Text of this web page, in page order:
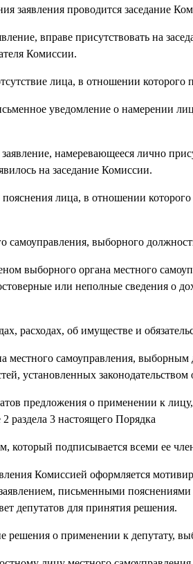
проводится заседание
вправе присутствовать на
Комиссии.
лица, в отношении которого
уведомление о намерении
намеревающееся лично
на заседание Комиссии.
лица, в отношении
самоуправления, выборного
выборного органа местного
или неполные сведения о
расходах, об имуществе и
местного самоуправления,
установленных
предложения о применении к лицу,
раздела 3 настоящего Порядка
подписывается всеми ее
Комиссией оформляется
письменными
депутатов для принятия решения.
решения о применении к депутату,